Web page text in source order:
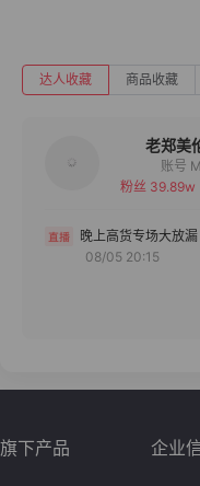
达人收藏 商品收藏
老郑美
粉丝 39.89w
晚上高货专场大放漏
08/05 20:15
旗下产品 企业